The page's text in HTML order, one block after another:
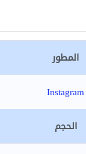
المطور
Instagram
الحجم